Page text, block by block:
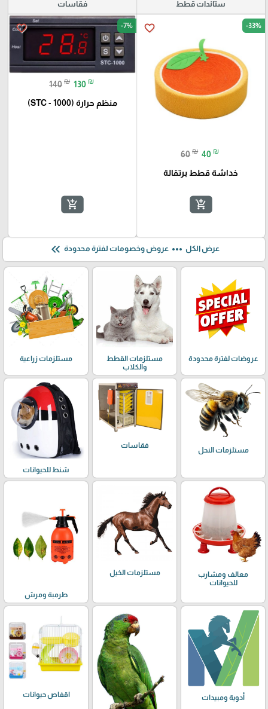
ستاندات قطط
favorite_border -33%
60 ₪ 40 ₪
خداشة قطط برتقالة
add_shopping_cart
فقاسات
favorite_border -7%
140 ₪ 130 ₪
منظم حرارة (STC - 1000)
add_shopping_cart
عرض الكل more_horiz عروض وخصومات لفترة محدودة keyboard_double_arrow_left
عروضات لفترة محدودة
مستلزمات القطط
والكلاب
مستلزمات زراعية
مستلزمات النحل
فقاسات
شنط للحيوانات
معالف ومشارب
للحيوانات
مستلزمات الخيل
طرمبة ومرش
أدوية ومبيدات اقفاص حيوانات